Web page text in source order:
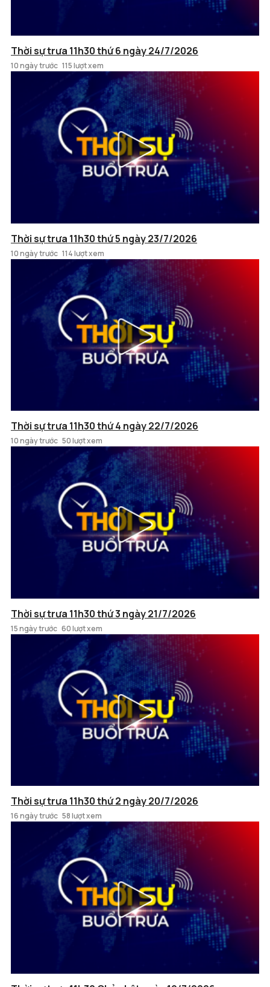
Thời sự trưa 11h30 thứ 6 ngày 24/7/2026
10 ngày trước 115 lượt xem
Thời sự trưa 11h30 thứ 5 ngày 23/7/2026
10 ngày trước 114 lượt xem
Thời sự trưa 11h30 thứ 4 ngày 22/7/2026
10 ngày trước 50 lượt xem
Thời sự trưa 11h30 thứ 3 ngày 21/7/2026
15 ngày trước 60 lượt xem
Thời sự trưa 11h30 thứ 2 ngày 20/7/2026
16 ngày trước 58 lượt xem